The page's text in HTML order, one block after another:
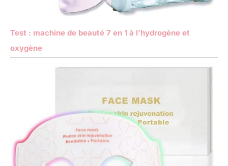
Test : machine de beauté 7 en 1 à l’hydrogène et
oxygène